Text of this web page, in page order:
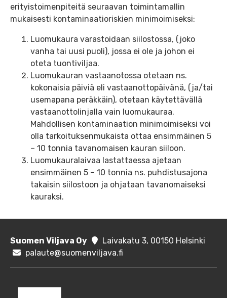
erityistoimenpiteitä seuraavan toimintamallin
mukaisesti kontaminaatioriskien minimoimiseksi:
Luomukaura varastoidaan siilostossa, (joko
vanha tai uusi puoli), jossa ei ole ja johon ei
oteta tuontiviljaa.
Luomukauran vastaanotossa otetaan ns.
kokonaisia päiviä eli vastaanottopäivänä, (ja/tai
usemapana peräkkäin), otetaan käytettävällä
vastaanottolinjalla vain luomukauraa.
Mahdollisen kontaminaation minimoimiseksi voi
olla tarkoituksenmukaista ottaa ensimmäinen 5
– 10 tonnia tavanomaisen kauran siiloon.
Luomukauralaivaa lastattaessa ajetaan
ensimmäinen 5 – 10 tonnia ns. puhdistusajona
takaisin siilostoon ja ohjataan tavanomaiseksi
kauraksi.
Suomen Viljava Oy
Laivakatu 3, 00150 Helsinki
palaute@suomenviljava.fi